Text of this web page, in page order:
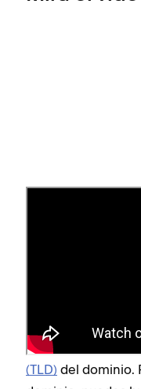
Squarespace
dominios depende
(TLD) del dominio.